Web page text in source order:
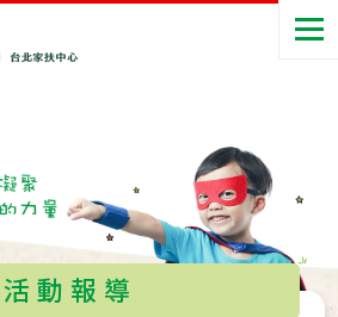
活動報導